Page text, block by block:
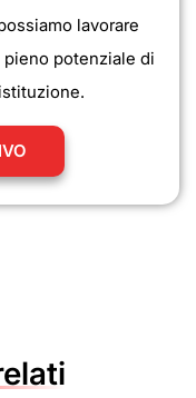
lavorare
potenziale di